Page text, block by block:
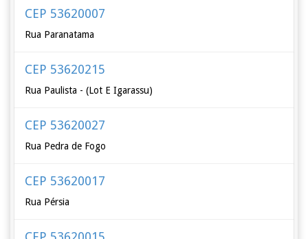
CEP 53620007
Rua Paranatama
CEP 53620215
Rua Paulista - (Lot E Igarassu)
CEP 53620027
Rua Pedra de Fogo
CEP 53620017
Rua Pérsia